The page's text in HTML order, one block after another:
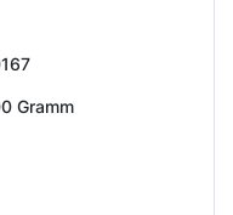
Gramm